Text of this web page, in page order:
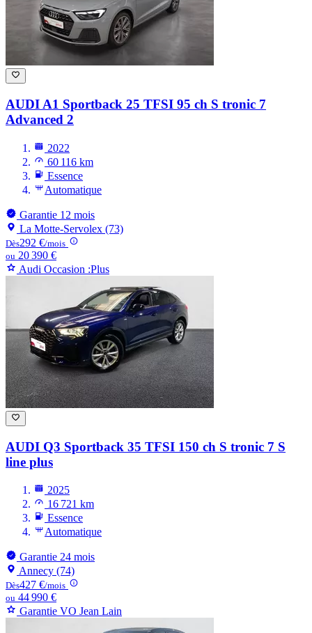
AUDI A1 Sportback 25 TFSI 95 ch S tronic 7
Advanced 2
2022
60 116 km
Essence
Automatique
Garantie 12 mois
La Motte-Servolex (73)
Dès292 €/mois
ou 20 390 €
Audi Occasion :Plus
AUDI Q3 Sportback 35 TFSI 150 ch S tronic 7 S
line plus
2025
16 721 km
Essence
Automatique
Garantie 24 mois
Annecy (74)
Dès427 €/mois
ou 44 990 €
Garantie VO Jean Lain